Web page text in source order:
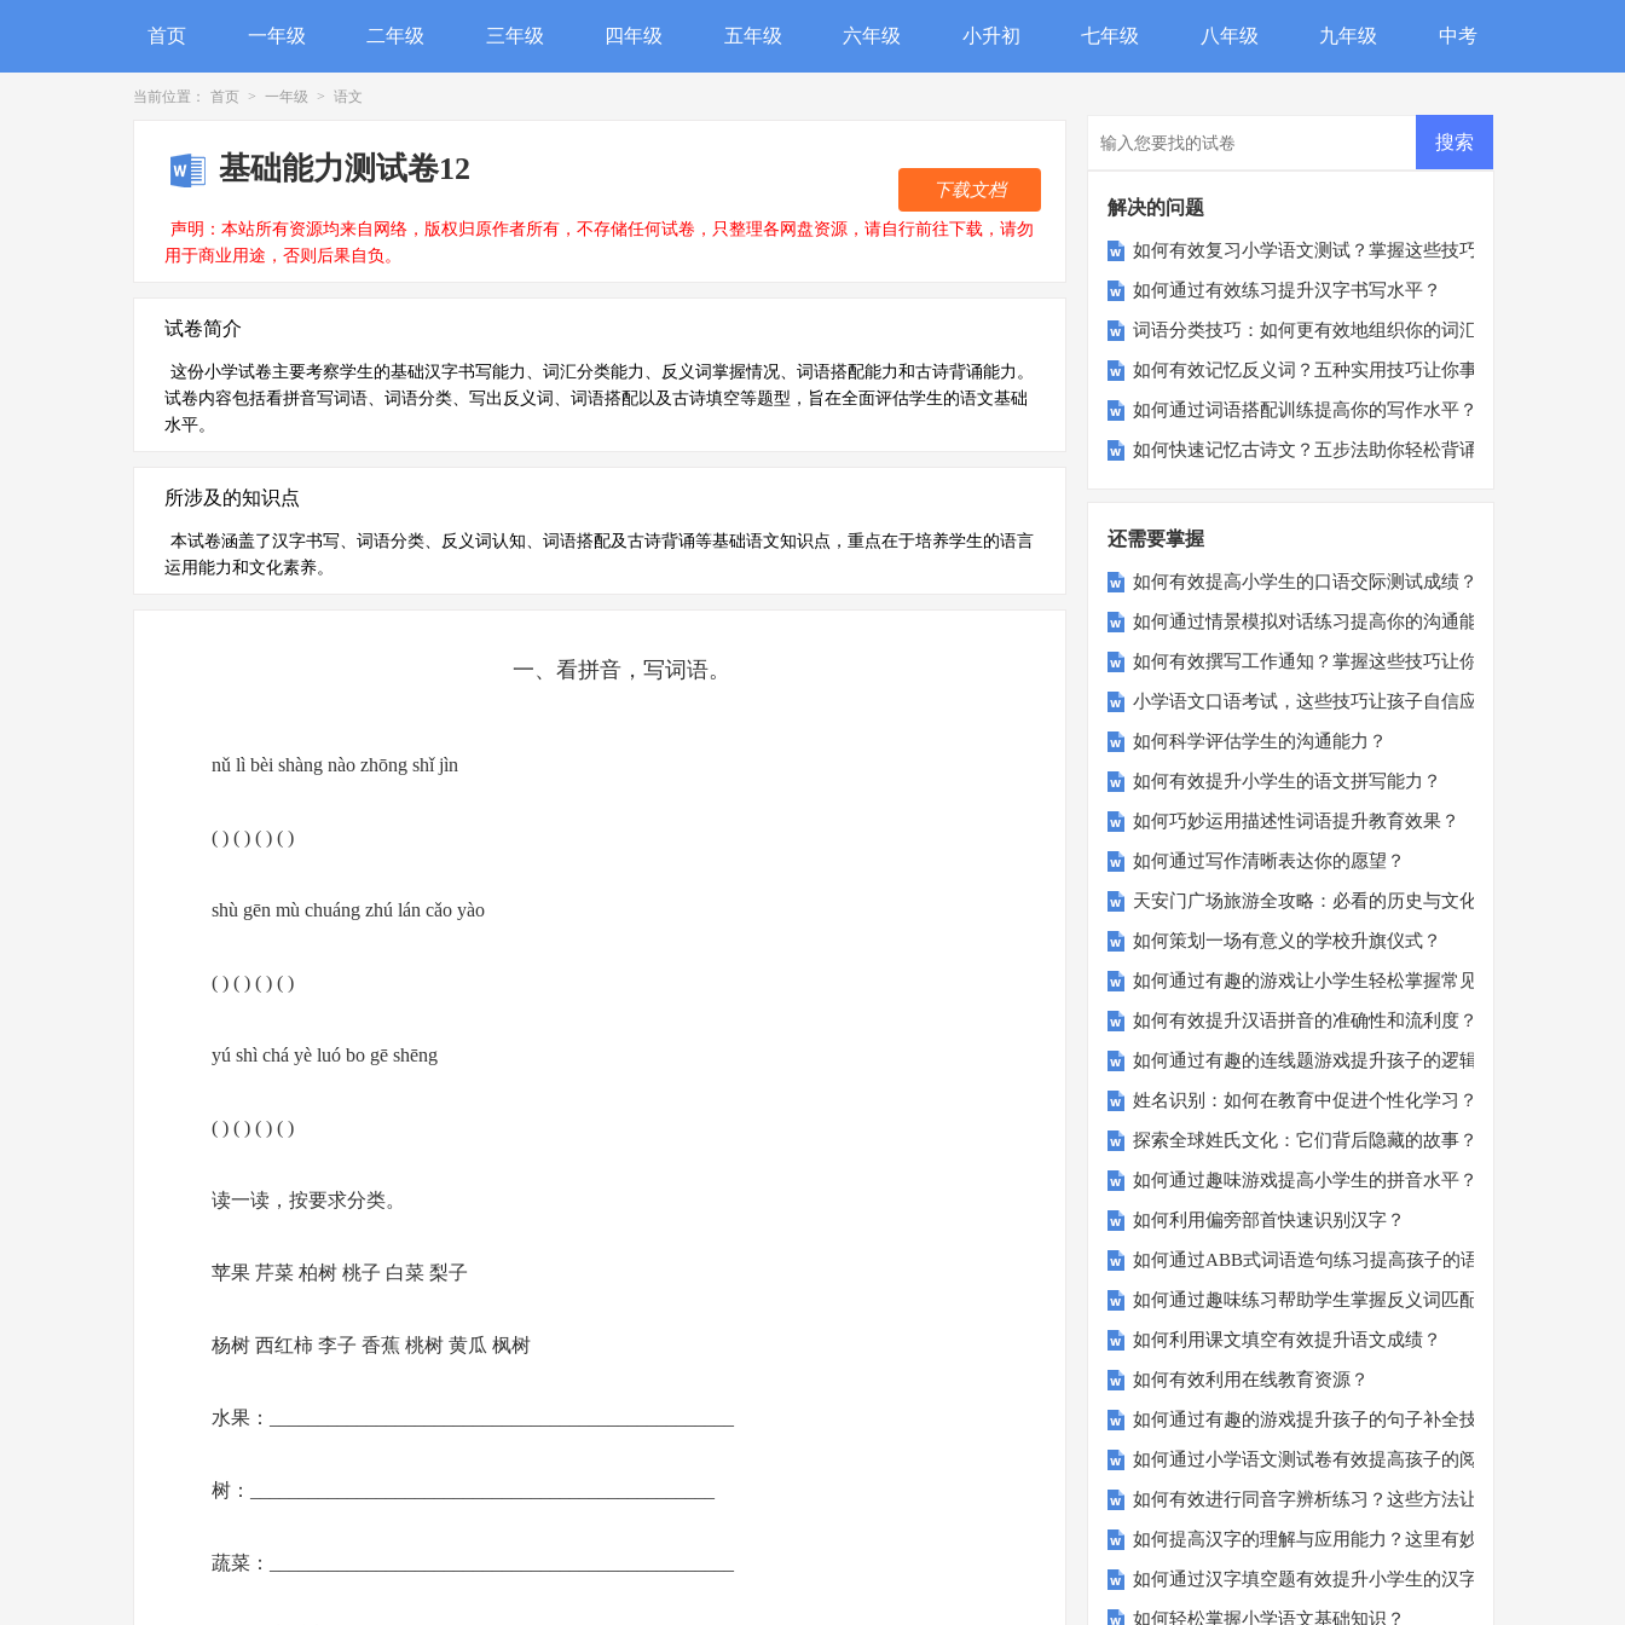
首页 一年级 二年级 三年级 四年级 五年级 六年级 小升初 七年级 八年级 九年级 中考
当前位置： 首页 > 一年级 > 语文
基础能力测试卷12
声明：本站所有资源均来自网络，版权归原作者所有，不存储任何试卷，只整理各网盘资源，请自行前往下载，请勿
用于商业用途，否则后果自负。
下载文档
试卷简介
这份小学试卷主要考察学生的基础汉字书写能力、词汇分类能力、反义词掌握情况、词语搭配能力和古诗背诵能力。
试卷内容包括看拼音写词语、词语分类、写出反义词、词语搭配以及古诗填空等题型，旨在全面评估学生的语文基础
水平。
所涉及的知识点
本试卷涵盖了汉字书写、词语分类、反义词认知、词语搭配及古诗背诵等基础语文知识点，重点在于培养学生的语言
运用能力和文化素养。
一、看拼音，写词语。
nǔ lì bèi shàng nào zhōng shǐ jìn
( ) ( ) ( ) ( )
shù gēn mù chuáng zhú lán cǎo yào
( ) ( ) ( ) ( )
yú shì chá yè luó bo gē shēng
( ) ( ) ( ) ( )
读一读，按要求分类。
苹果 芹菜 柏树 桃子 白菜 梨子
杨树 西红柿 李子 香蕉 桃树 黄瓜 枫树
水果：________________________________________________
树：________________________________________________
蔬菜：________________________________________________
解决的问题
如何有效复习小学语文测试？掌握这些技巧轻松拿高分！
如何通过有效练习提升汉字书写水平？
词语分类技巧：如何更有效地组织你的词汇库？
如何有效记忆反义词？五种实用技巧让你事半功倍！
如何通过词语搭配训练提高你的写作水平？
如何快速记忆古诗文？五步法助你轻松背诵古诗词！
还需要掌握
如何有效提高小学生的口语交际测试成绩？
如何通过情景模拟对话练习提高你的沟通能力？
如何有效撰写工作通知？掌握这些技巧让你的通知更专业！
小学语文口语考试，这些技巧让孩子自信应考？
如何科学评估学生的沟通能力？
如何有效提升小学生的语文拼写能力？
如何巧妙运用描述性词语提升教育效果？
如何通过写作清晰表达你的愿望？
天安门广场旅游全攻略：必看的历史与文化景点
如何策划一场有意义的学校升旗仪式？
如何通过有趣的游戏让小学生轻松掌握常见姓氏？
如何有效提升汉语拼音的准确性和流利度？这里有妙招！
如何通过有趣的连线题游戏提升孩子的逻辑思维能力？
姓名识别：如何在教育中促进个性化学习？
探索全球姓氏文化：它们背后隐藏的故事？
如何通过趣味游戏提高小学生的拼音水平？
如何利用偏旁部首快速识别汉字？
如何通过ABB式词语造句练习提高孩子的语言表达能力？
如何通过趣味练习帮助学生掌握反义词匹配？
如何利用课文填空有效提升语文成绩？
如何有效利用在线教育资源？
如何通过有趣的游戏提升孩子的句子补全技巧？
如何通过小学语文测试卷有效提高孩子的阅读与写作技能？
如何有效进行同音字辨析练习？这些方法让你事半功倍！
如何提高汉字的理解与应用能力？这里有妙招！
如何通过汉字填空题有效提升小学生的汉字书写能力？
如何轻松掌握小学语文基础知识？